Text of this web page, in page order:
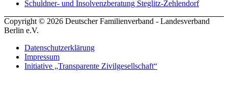
Schuldner- und Insolvenzberatung Steglitz-Zehlendorf
Copyright © 2026 Deutscher Familienverband - Landesverband
Berlin e.V.
Datenschutzerklärung
Impressum
Initiative „Transparente Zivilgesellschaft“